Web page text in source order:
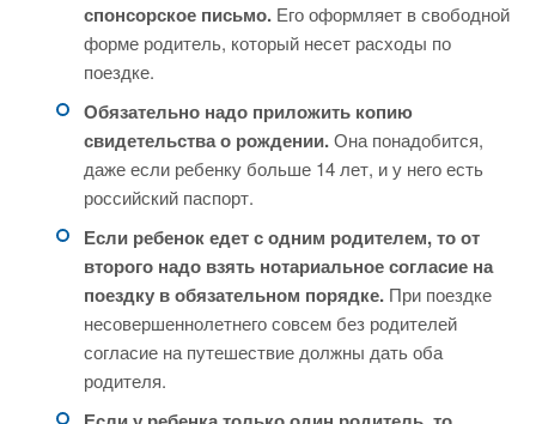
спонсорское письмо. Его оформляет в свободной
форме родитель, который несет расходы по
поездке.
Обязательно надо приложить копию
свидетельства о рождении.Она понадобится,
даже если ребенку больше 14 лет, и у него есть
российский паспорт.
Если ребенок едет с одним родителем, то от
второго надо взять нотариальное согласие на
поездку в обязательном порядке. При поездке
несовершеннолетнего совсем без родителей
согласие на путешествие должны дать оба
родителя.